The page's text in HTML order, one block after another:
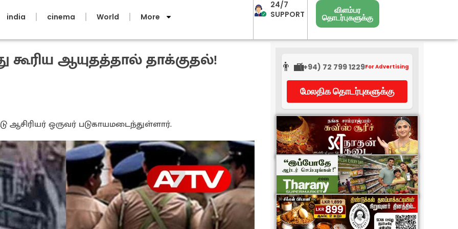
india cinema World More
24/7
SUPPORT
விளம்பர
தொடர்புகளுக்கு
கூரிய ஆயுதத்தால் தாக்குதல்!
ஆசிரியர் ஒருவர் படுகாயமடைந்துள்ளார்.
👨‍💼(+94) 72 799 1229For Advertising
மேலதிக தொடர்புகளுக்கு